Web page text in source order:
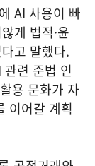
AI 사용이 빠
게 법적·윤
고 말했다.
련 준법 인
용 문화가 자
이어갈 계획